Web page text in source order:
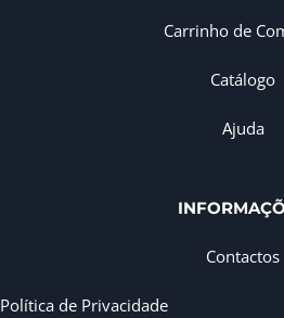
Carrinho de
Catálogo
Ajuda
Contactos
Política de Privacidade